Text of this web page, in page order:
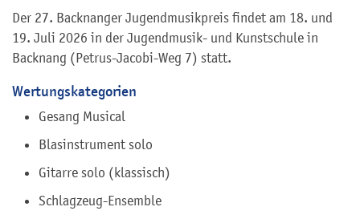
Der 27. Backnanger Jugendmusikpreis findet am 18. und
19. Juli 2026 in der Jugendmusik- und Kunstschule in
Backnang (Petrus-Jacobi-Weg 7) statt.
Wertungskategorien
Gesang Musical
Blasinstrument solo
Gitarre solo (klassisch)
Schlagzeug-Ensemble